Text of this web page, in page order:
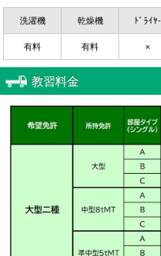
洗濯機 乾燥機 ﾄﾞﾗｲﾔ-
有料 有料 ×
教習料金